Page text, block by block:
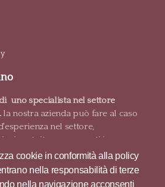
cookie in conformità alla policy
nella responsabilità di terze
nella navigazione acconsenti
uno specialista nel settore
la nostra azienda può fare al caso
nel settore,
gratuite e pagamenti in